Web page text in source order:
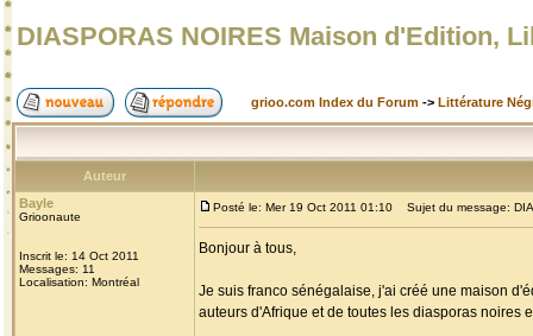
DIASPORAS NOIRES Maison d'Edition,
grioo.com Index du Forum -> Littérature
Auteur
Bayle
Grioonaute
Inscrit le: 14 Oct 2011
Messages: 11
Localisation: Montréal
Posté le: Mer 19 Oct 2011 01:10 Sujet du message:
Bonjour à tous,
Je suis franco sénégalaise, j'ai créé une maison
auteurs d'Afrique et de toutes les diasporas noires